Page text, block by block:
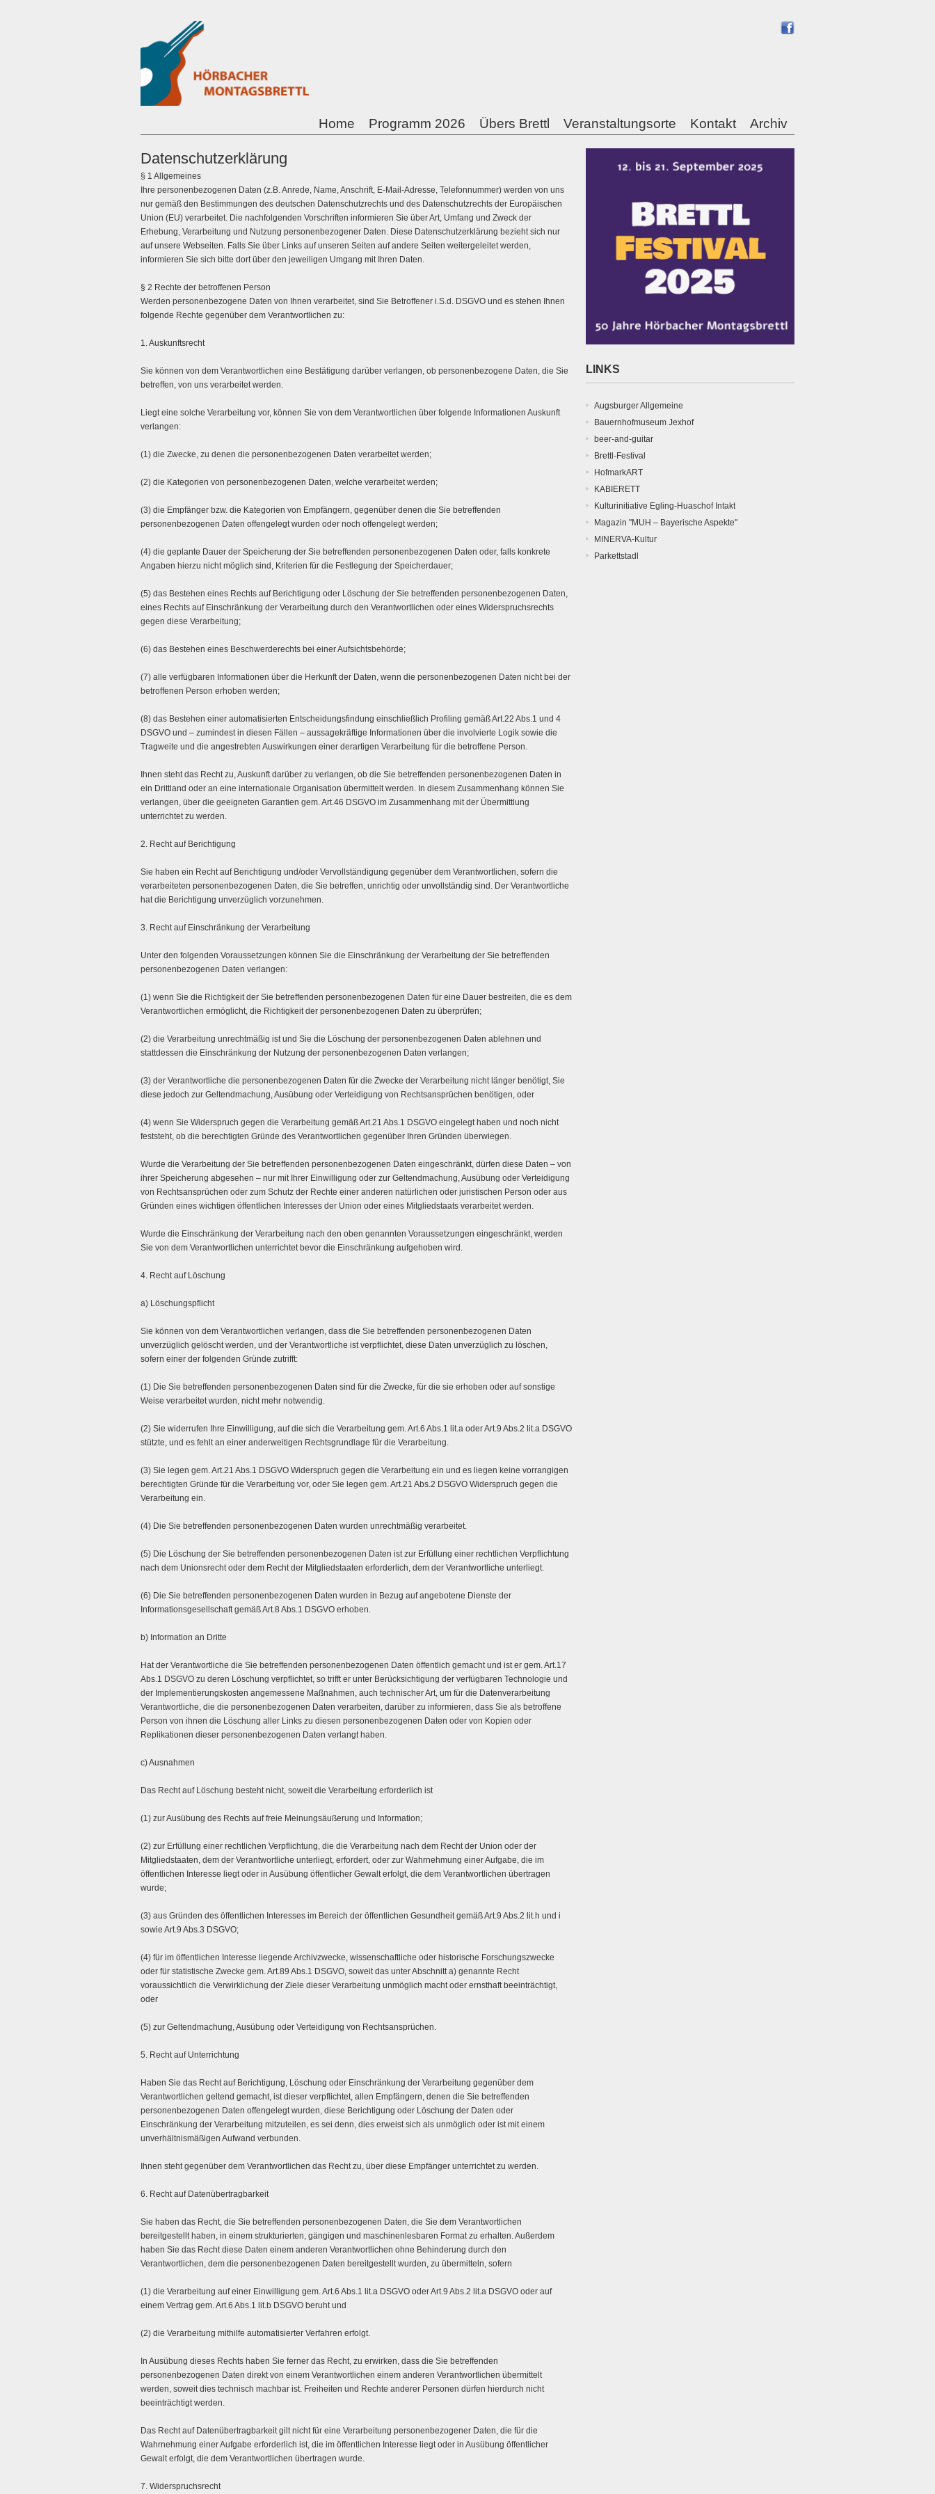
Archiv
Kontakt
Veranstaltungsorte
Übers Brettl
Programm 2026
Home
Datenschutzerklärung
§ 1 Allgemeines
Ihre personenbezogenen Daten (z.B. Anrede, Name, Anschrift, E-Mail-Adresse, Telefonnummer) werden von uns
nur gemäß den Bestimmungen des deutschen Datenschutzrechts und des Datenschutzrechts der Europäischen
Union (EU) verarbeitet. Die nachfolgenden Vorschriften informieren Sie über Art, Umfang und Zweck der
Erhebung, Verarbeitung und Nutzung personenbezogener Daten. Diese Datenschutzerklärung bezieht sich nur
auf unsere Webseiten. Falls Sie über Links auf unseren Seiten auf andere Seiten weitergeleitet werden,
informieren Sie sich bitte dort über den jeweiligen Umgang mit Ihren Daten.
§ 2 Rechte der betroffenen Person
Werden personenbezogene Daten von Ihnen verarbeitet, sind Sie Betroffener i.S.d. DSGVO und es stehen Ihnen
folgende Rechte gegenüber dem Verantwortlichen zu:
1. Auskunftsrecht
Sie können von dem Verantwortlichen eine Bestätigung darüber verlangen, ob personenbezogene Daten, die Sie
betreffen, von uns verarbeitet werden.
Liegt eine solche Verarbeitung vor, können Sie von dem Verantwortlichen über folgende Informationen Auskunft
verlangen:
(1) die Zwecke, zu denen die personenbezogenen Daten verarbeitet werden;
(2) die Kategorien von personenbezogenen Daten, welche verarbeitet werden;
(3) die Empfänger bzw. die Kategorien von Empfängern, gegenüber denen die Sie betreffenden
personenbezogenen Daten offengelegt wurden oder noch offengelegt werden;
(4) die geplante Dauer der Speicherung der Sie betreffenden personenbezogenen Daten oder, falls konkrete
Angaben hierzu nicht möglich sind, Kriterien für die Festlegung der Speicherdauer;
(5) das Bestehen eines Rechts auf Berichtigung oder Löschung der Sie betreffenden personenbezogenen Daten,
eines Rechts auf Einschränkung der Verarbeitung durch den Verantwortlichen oder eines Widerspruchsrechts
gegen diese Verarbeitung;
(6) das Bestehen eines Beschwerderechts bei einer Aufsichtsbehörde;
(7) alle verfügbaren Informationen über die Herkunft der Daten, wenn die personenbezogenen Daten nicht bei der
betroffenen Person erhoben werden;
(8) das Bestehen einer automatisierten Entscheidungsfindung einschließlich Profiling gemäß Art.22 Abs.1 und 4
DSGVO und – zumindest in diesen Fällen – aussagekräftige Informationen über die involvierte Logik sowie die
Tragweite und die angestrebten Auswirkungen einer derartigen Verarbeitung für die betroffene Person.
Ihnen steht das Recht zu, Auskunft darüber zu verlangen, ob die Sie betreffenden personenbezogenen Daten in
ein Drittland oder an eine internationale Organisation übermittelt werden. In diesem Zusammenhang können Sie
verlangen, über die geeigneten Garantien gem. Art.46 DSGVO im Zusammenhang mit der Übermittlung
unterrichtet zu werden.
2. Recht auf Berichtigung
Sie haben ein Recht auf Berichtigung und/oder Vervollständigung gegenüber dem Verantwortlichen, sofern die
verarbeiteten personenbezogenen Daten, die Sie betreffen, unrichtig oder unvollständig sind. Der Verantwortliche
hat die Berichtigung unverzüglich vorzunehmen.
3. Recht auf Einschränkung der Verarbeitung
Unter den folgenden Voraussetzungen können Sie die Einschränkung der Verarbeitung der Sie betreffenden
personenbezogenen Daten verlangen:
(1) wenn Sie die Richtigkeit der Sie betreffenden personenbezogenen Daten für eine Dauer bestreiten, die es dem
Verantwortlichen ermöglicht, die Richtigkeit der personenbezogenen Daten zu überprüfen;
(2) die Verarbeitung unrechtmäßig ist und Sie die Löschung der personenbezogenen Daten ablehnen und
stattdessen die Einschränkung der Nutzung der personenbezogenen Daten verlangen;
(3) der Verantwortliche die personenbezogenen Daten für die Zwecke der Verarbeitung nicht länger benötigt, Sie
diese jedoch zur Geltendmachung, Ausübung oder Verteidigung von Rechtsansprüchen benötigen, oder
(4) wenn Sie Widerspruch gegen die Verarbeitung gemäß Art.21 Abs.1 DSGVO eingelegt haben und noch nicht
feststeht, ob die berechtigten Gründe des Verantwortlichen gegenüber Ihren Gründen überwiegen.
Wurde die Verarbeitung der Sie betreffenden personenbezogenen Daten eingeschränkt, dürfen diese Daten – von
ihrer Speicherung abgesehen – nur mit Ihrer Einwilligung oder zur Geltendmachung, Ausübung oder Verteidigung
von Rechtsansprüchen oder zum Schutz der Rechte einer anderen natürlichen oder juristischen Person oder aus
Gründen eines wichtigen öffentlichen Interesses der Union oder eines Mitgliedstaats verarbeitet werden.
Wurde die Einschränkung der Verarbeitung nach den oben genannten Voraussetzungen eingeschränkt, werden
Sie von dem Verantwortlichen unterrichtet bevor die Einschränkung aufgehoben wird.
4. Recht auf Löschung
a) Löschungspflicht
Sie können von dem Verantwortlichen verlangen, dass die Sie betreffenden personenbezogenen Daten
unverzüglich gelöscht werden, und der Verantwortliche ist verpflichtet, diese Daten unverzüglich zu löschen,
sofern einer der folgenden Gründe zutrifft:
(1) Die Sie betreffenden personenbezogenen Daten sind für die Zwecke, für die sie erhoben oder auf sonstige
Weise verarbeitet wurden, nicht mehr notwendig.
(2) Sie widerrufen Ihre Einwilligung, auf die sich die Verarbeitung gem. Art.6 Abs.1 lit.a oder Art.9 Abs.2 lit.a DSGVO
stützte, und es fehlt an einer anderweitigen Rechtsgrundlage für die Verarbeitung.
(3) Sie legen gem. Art.21 Abs.1 DSGVO Widerspruch gegen die Verarbeitung ein und es liegen keine vorrangigen
berechtigten Gründe für die Verarbeitung vor, oder Sie legen gem. Art.21 Abs.2 DSGVO Widerspruch gegen die
Verarbeitung ein.
(4) Die Sie betreffenden personenbezogenen Daten wurden unrechtmäßig verarbeitet.
(5) Die Löschung der Sie betreffenden personenbezogenen Daten ist zur Erfüllung einer rechtlichen Verpflichtung
nach dem Unionsrecht oder dem Recht der Mitgliedstaaten erforderlich, dem der Verantwortliche unterliegt.
(6) Die Sie betreffenden personenbezogenen Daten wurden in Bezug auf angebotene Dienste der
Informationsgesellschaft gemäß Art.8 Abs.1 DSGVO erhoben.
b) Information an Dritte
Hat der Verantwortliche die Sie betreffenden personenbezogenen Daten öffentlich gemacht und ist er gem. Art.17
Abs.1 DSGVO zu deren Löschung verpflichtet, so trifft er unter Berücksichtigung der verfügbaren Technologie und
der Implementierungskosten angemessene Maßnahmen, auch technischer Art, um für die Datenverarbeitung
Verantwortliche, die die personenbezogenen Daten verarbeiten, darüber zu informieren, dass Sie als betroffene
Person von ihnen die Löschung aller Links zu diesen personenbezogenen Daten oder von Kopien oder
Replikationen dieser personenbezogenen Daten verlangt haben.
c) Ausnahmen
Das Recht auf Löschung besteht nicht, soweit die Verarbeitung erforderlich ist
(1) zur Ausübung des Rechts auf freie Meinungsäußerung und Information;
(2) zur Erfüllung einer rechtlichen Verpflichtung, die die Verarbeitung nach dem Recht der Union oder der
Mitgliedstaaten, dem der Verantwortliche unterliegt, erfordert, oder zur Wahrnehmung einer Aufgabe, die im
öffentlichen Interesse liegt oder in Ausübung öffentlicher Gewalt erfolgt, die dem Verantwortlichen übertragen
wurde;
(3) aus Gründen des öffentlichen Interesses im Bereich der öffentlichen Gesundheit gemäß Art.9 Abs.2 lit.h und i
sowie Art.9 Abs.3 DSGVO;
(4) für im öffentlichen Interesse liegende Archivzwecke, wissenschaftliche oder historische Forschungszwecke
oder für statistische Zwecke gem. Art.89 Abs.1 DSGVO, soweit das unter Abschnitt a) genannte Recht
voraussichtlich die Verwirklichung der Ziele dieser Verarbeitung unmöglich macht oder ernsthaft beeinträchtigt,
oder
(5) zur Geltendmachung, Ausübung oder Verteidigung von Rechtsansprüchen.
5. Recht auf Unterrichtung
Haben Sie das Recht auf Berichtigung, Löschung oder Einschränkung der Verarbeitung gegenüber dem
Verantwortlichen geltend gemacht, ist dieser verpflichtet, allen Empfängern, denen die Sie betreffenden
personenbezogenen Daten offengelegt wurden, diese Berichtigung oder Löschung der Daten oder
Einschränkung der Verarbeitung mitzuteilen, es sei denn, dies erweist sich als unmöglich oder ist mit einem
unverhältnismäßigen Aufwand verbunden.
Ihnen steht gegenüber dem Verantwortlichen das Recht zu, über diese Empfänger unterrichtet zu werden.
6. Recht auf Datenübertragbarkeit
Sie haben das Recht, die Sie betreffenden personenbezogenen Daten, die Sie dem Verantwortlichen
bereitgestellt haben, in einem strukturierten, gängigen und maschinenlesbaren Format zu erhalten. Außerdem
haben Sie das Recht diese Daten einem anderen Verantwortlichen ohne Behinderung durch den
Verantwortlichen, dem die personenbezogenen Daten bereitgestellt wurden, zu übermitteln, sofern
(1) die Verarbeitung auf einer Einwilligung gem. Art.6 Abs.1 lit.a DSGVO oder Art.9 Abs.2 lit.a DSGVO oder auf
einem Vertrag gem. Art.6 Abs.1 lit.b DSGVO beruht und
(2) die Verarbeitung mithilfe automatisierter Verfahren erfolgt.
In Ausübung dieses Rechts haben Sie ferner das Recht, zu erwirken, dass die Sie betreffenden
personenbezogenen Daten direkt von einem Verantwortlichen einem anderen Verantwortlichen übermittelt
werden, soweit dies technisch machbar ist. Freiheiten und Rechte anderer Personen dürfen hierdurch nicht
beeinträchtigt werden.
Das Recht auf Datenübertragbarkeit gilt nicht für eine Verarbeitung personenbezogener Daten, die für die
Wahrnehmung einer Aufgabe erforderlich ist, die im öffentlichen Interesse liegt oder in Ausübung öffentlicher
Gewalt erfolgt, die dem Verantwortlichen übertragen wurde.
7. Widerspruchsrecht
LINKS
Augsburger Allgemeine
Bauernhofmuseum Jexhof
beer-and-guitar
Brettl-Festival
HofmarkART
KABIERETT
Kulturinitiative Egling-Huaschof Intakt
Magazin "MUH – Bayerische Aspekte"
MINERVA-Kultur
Parkettstadl